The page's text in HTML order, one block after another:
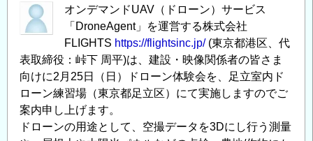
パ
ッ
ト
よ
る
オンデマンドUAV（ドローン）サービス
「DroneAgent」を運営する株式会社
FLIGHTS https://flightsinc.jp/(東京都港区、代
表取締役：峠下 周平)は、建設・映像関係者の皆さま
向けに2月25日（日）ドローン体験会を、足立室内ド
ローン練習場（東京都足立区）にて実施しますのでご
案内申し上げます。
ドローンの用途として、空撮データを3Dにし行う測量